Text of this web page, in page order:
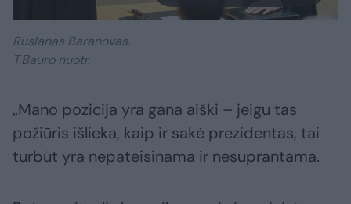
Ruslanas Baranovas.
T.Bauro nuotr.
„Mano pozicija yra gana aiški – jeigu tas
požiūris išlieka, kaip ir sakė prezidentas, tai
turbūt yra nepateisinama ir nesuprantama.